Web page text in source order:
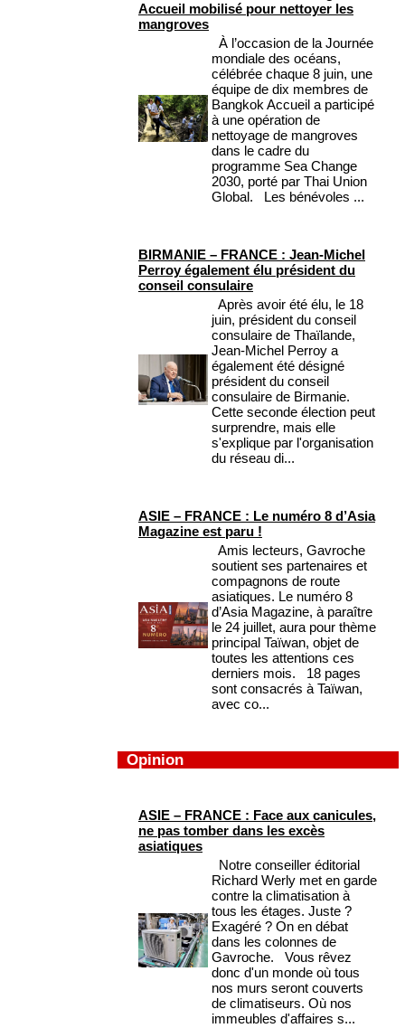
Accueil mobilisé pour nettoyer les
mangroves
À l’occasion de la Journée
mondiale des océans,
célébrée chaque 8 juin, une
équipe de dix membres de
Bangkok Accueil a participé
à une opération de
nettoyage de mangroves
dans le cadre du
programme Sea Change
2030, porté par Thai Union
Global. Les bénévoles ...
BIRMANIE – FRANCE : Jean-Michel
Perroy également élu président du
conseil consulaire
Après avoir été élu, le 18
juin, président du conseil
consulaire de Thaïlande,
Jean-Michel Perroy a
également été désigné
président du conseil
consulaire de Birmanie.
Cette seconde élection peut
surprendre, mais elle
s'explique par l'organisation
du réseau di...
ASIE – FRANCE : Le numéro 8 d’Asia
Magazine est paru !
Amis lecteurs, Gavroche
soutient ses partenaires et
compagnons de route
asiatiques. Le numéro 8
d’Asia Magazine, à paraître
le 24 juillet, aura pour thème
principal Taïwan, objet de
toutes les attentions ces
derniers mois. 18 pages
sont consacrés à Taïwan,
avec co...
Opinion
ASIE – FRANCE : Face aux canicules,
ne pas tomber dans les excès
asiatiques
Notre conseiller éditorial
Richard Werly met en garde
contre la climatisation à
tous les étages. Juste ?
Exagéré ? On en débat
dans les colonnes de
Gavroche. Vous rêvez
donc d'un monde où tous
nos murs seront couverts
de climatiseurs. Où nos
immeubles d'affaires s...